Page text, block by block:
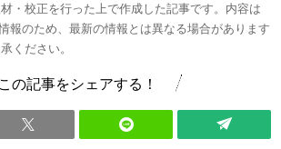
・校正を行った上で作成した記事です。内容は
報のため、最新の情報とは異なる場合があります
ください。
この記事をシェアする！